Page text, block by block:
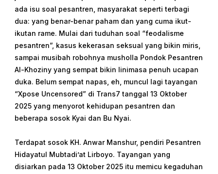
ada isu soal pesantren, masyarakat seperti terbagi
dua: yang benar-benar paham dan yang cuma ikut-
ikutan rame. Mulai dari tuduhan soal “feodalisme
pesantren”, kasus kekerasan seksual yang bikin miris,
sampai musibah robohnya musholla Pondok Pesantren
Al-Khoziny yang sempat bikin linimasa penuh ucapan
duka. Belum sempat napas, eh, muncul lagi tayangan
“Xpose Uncensored” di Trans7 tanggal 13 Oktober
2025 yang menyorot kehidupan pesantren dan
beberapa sosok Kyai dan Bu Nyai.
Terdapat sosok KH. Anwar Manshur, pendiri Pesantren
Hidayatul Mubtadi’at Lirboyo. Tayangan yang
disiarkan pada 13 Oktober 2025 itu memicu kegaduhan